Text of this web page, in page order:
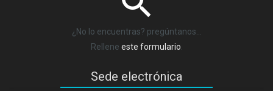
¿No lo encuentras? pregúntanos…
Rellene este formulario.
Sede electrónica